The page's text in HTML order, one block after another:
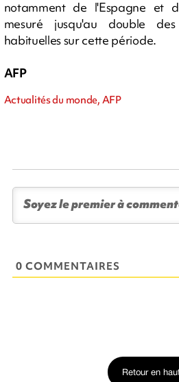
notamment de l'Espagne et
mesuré jusqu'au double
habituelles sur cette période.
AFP
Actualités du monde, AFP
0 COMMENTAIRES
Retour en